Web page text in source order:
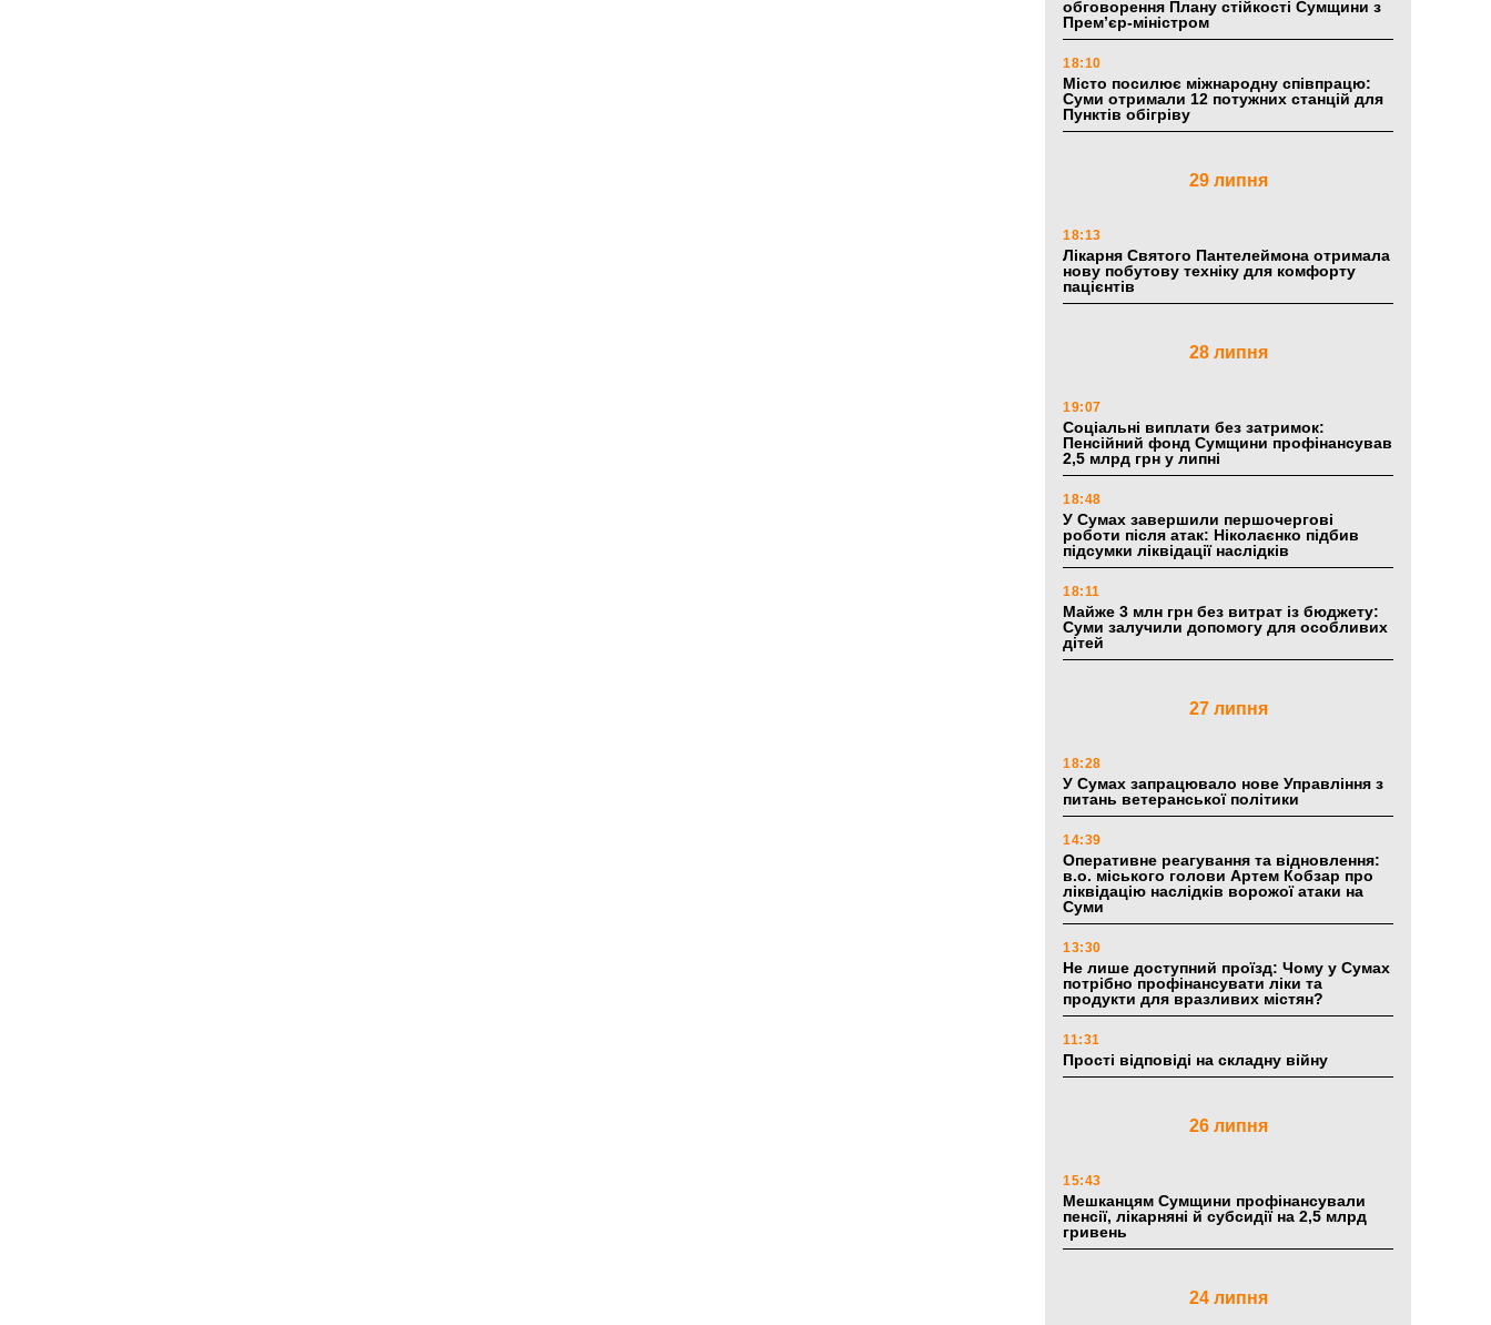
обговорення Плану стійкості Сумщини з
Прем’єр-міністром
18:10
Місто посилює міжнародну співпрацю:
Суми отримали 12 потужних станцій для
Пунктів обігріву
29 липня
18:13
Лікарня Святого Пантелеймона отримала
нову побутову техніку для комфорту
пацієнтів
28 липня
19:07
Соціальні виплати без затримок:
Пенсійний фонд Сумщини профінансував
2,5 млрд грн у липні
18:48
У Сумах завершили першочергові
роботи після атак: Ніколаєнко підбив
підсумки ліквідації наслідків
18:11
Майже 3 млн грн без витрат із бюджету:
Суми залучили допомогу для особливих
дітей
27 липня
18:28
У Сумах запрацювало нове Управління з
питань ветеранської політики
14:39
Оперативне реагування та відновлення:
в.о. міського голови Артем Кобзар про
ліквідацію наслідків ворожої атаки на
Суми
13:30
Не лише доступний проїзд: Чому у Сумах
потрібно профінансувати ліки та
продукти для вразливих містян?
11:31
Прості відповіді на складну війну
26 липня
15:43
Мешканцям Сумщини профінансували
пенсії, лікарняні й субсидії на 2,5 млрд
гривень
24 липня